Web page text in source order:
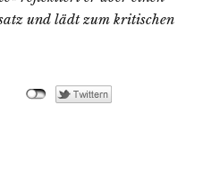
und lädt zum kritischen